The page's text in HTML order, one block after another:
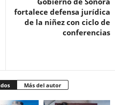
fortalece defensa jurídica
de la niñez con ciclo de
conferencias
Más del autor